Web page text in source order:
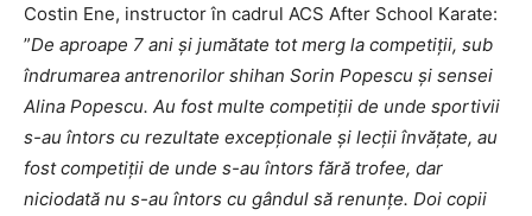
Costin Ene, instructor în cadrul ACS After School Karate:
”De aproape 7 ani și jumătate tot merg la competiții, sub
îndrumarea antrenorilor shihan Sorin Popescu și sensei
Alina Popescu. Au fost multe competiții de unde sportivii
s-au întors cu rezultate excepționale și lecții învățate, au
fost competiții de unde s-au întors fără trofee, dar
niciodată nu s-au întors cu gândul să renunțe. Doi copii